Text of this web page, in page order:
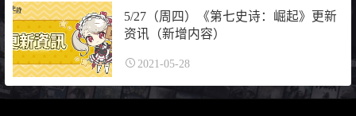
5/27（周四）《第七史诗：崛起》更新
资讯（新增内容）
2021-05-28